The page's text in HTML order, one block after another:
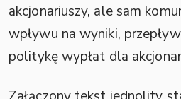
akcjonariuszy, ale sam
wpływu na wyniki,
politykę wypłat dla